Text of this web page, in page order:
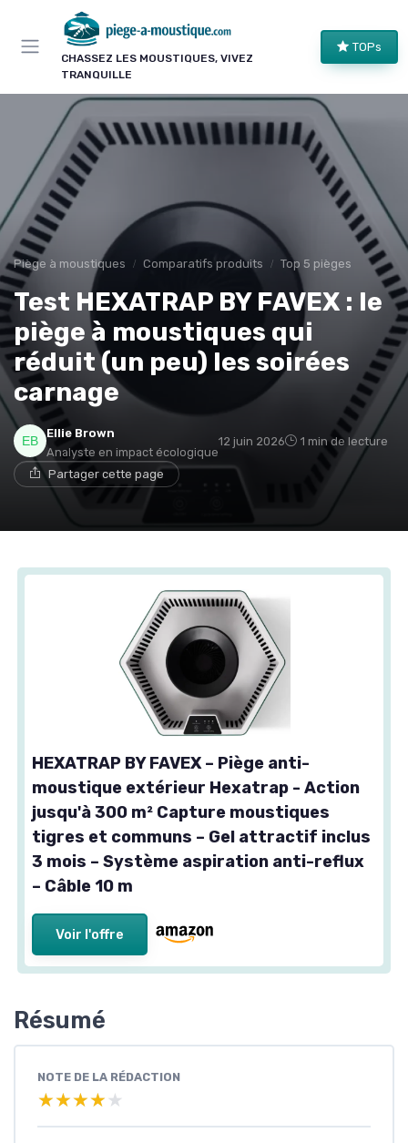
CHASSEZ LES MOUSTIQUES, VIVEZ
TRANQUILLE
TOPs
Piège à moustiques Comparatifs produits Top 5 pièges
Test HEXATRAP BY FAVEX : le
piège à moustiques qui
réduit (un peu) les soirées
carnage
Ellie Brown
Analyste en impact écologique
12 juin 2026 1 min de lecture
Partager cette page
HEXATRAP BY FAVEX – Piège anti-
moustique extérieur Hexatrap - Action
jusqu'à 300 m² Capture moustiques
tigres et communs – Gel attractif inclus
3 mois – Système aspiration anti-reflux
– Câble 10 m
Voir l'offre
Résumé
NOTE DE LA RÉDACTION
★★★★★
★★★★★
Panneau de gestion des cookies